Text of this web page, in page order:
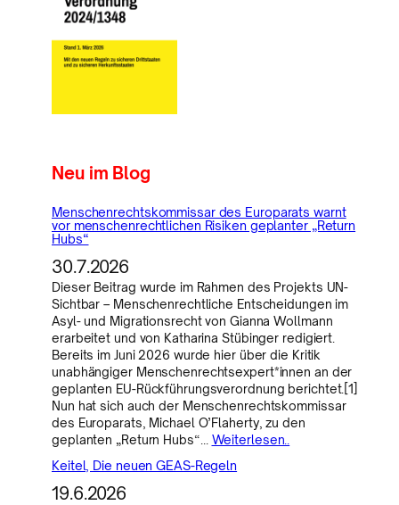
Neu im Blog
Menschenrechtskommissar des Europarats warnt
vor menschenrechtlichen Risiken geplanter „Return
Hubs“
30.7.2026
Dieser Beitrag wurde im Rahmen des Projekts UN-
Sichtbar – Menschenrechtliche Entscheidungen im
Asyl- und Migrationsrecht von Gianna Wollmann
erarbeitet und von Katharina Stübinger redigiert.
Bereits im Juni 2026 wurde hier über die Kritik
unabhängiger Menschenrechtsexpert*innen an der
geplanten EU-Rückführungsverordnung berichtet.[1]
Nun hat sich auch der Menschenrechtskommissar
des Europarats, Michael O’Flaherty, zu den
geplanten „Return Hubs“… Weiterlesen..
Keitel, Die neuen GEAS-Regeln
19.6.2026